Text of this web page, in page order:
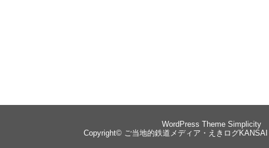
WordPress Theme Simplicity
Copyright© ご当地的鉄道メディア・えきログKANSAI